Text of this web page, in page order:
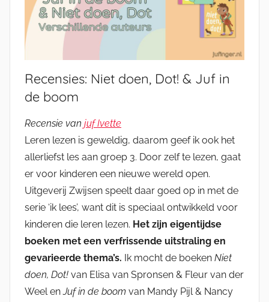
Recensies: Niet doen, Dot! & Juf in
de boom
Recensie van juf Ivette
Leren lezen is geweldig, daarom geef ik ook het
allerliefst les aan groep 3. Door zelf te lezen, gaat
er voor kinderen een nieuwe wereld open.
Uitgeverij Zwijsen speelt daar goed op in met de
serie ‘ik lees’, want dit is speciaal ontwikkeld voor
kinderen die leren lezen. Het zijn eigentijdse
boeken met een verfrissende uitstraling en
gevarieerde thema’s. Ik mocht de boeken Niet
doen, Dot! van Elisa van Spronsen & Fleur van der
Weel enJuf in de boom van Mandy Pijl & Nancy